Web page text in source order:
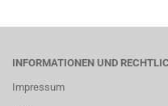
INFORMATIONEN UND
Impressum